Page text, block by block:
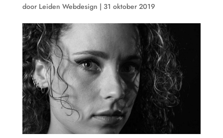
door Leiden Webdesign | 31 oktober 2019